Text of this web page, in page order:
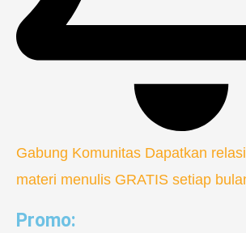
Gabung Komunitas Dapatkan
materi menulis GRATIS setiap
Promo: